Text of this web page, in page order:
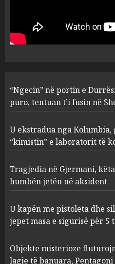
1 AUGUST
2
gjykata
Frakull
janë
jetën
AUGUST
masa e
“Ngecin” në portin e
puro, tentuan t’i fusin në
U ekstradua nga
“kimistin” e laboratorit të
Tragjedia në Gjermani,
humbën jetën në aksident
U kapën me pistoleta dhe
jepet masa e sigurisë për 5
Objekte misterioze
lagje të banuara,